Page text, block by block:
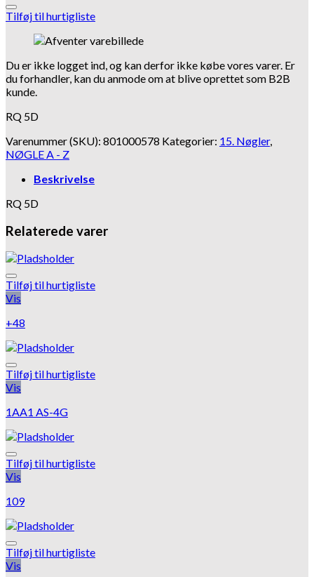
Tilføj til hurtigliste
Du er ikke logget ind, og kan derfor ikke købe vores varer. Er
du forhandler, kan du anmode om at blive oprettet som B2B
kunde.
RQ 5D
Varenummer (SKU): 801000578 Kategorier: 15. Nøgler,
NØGLE A - Z
Beskrivelse
RQ 5D
Relaterede varer
Tilføj til hurtigliste
Vis
+48
Tilføj til hurtigliste
Vis
1AA1 AS-4G
Tilføj til hurtigliste
Vis
109
Tilføj til hurtigliste
Vis